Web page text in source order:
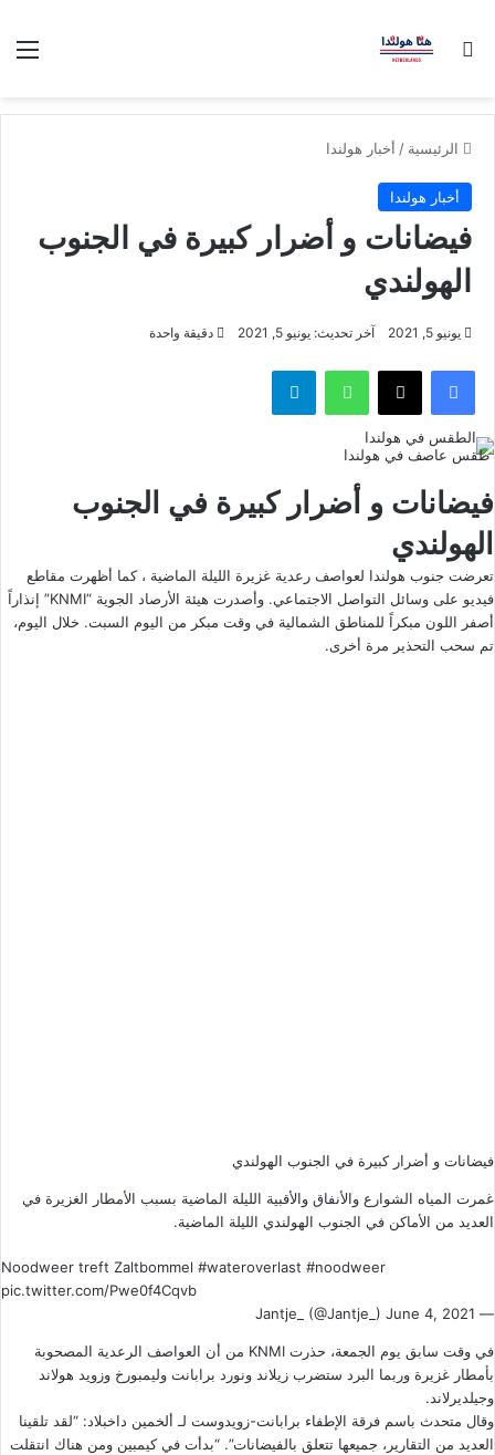
بحث عن
الرئيسية / أخبار هولندا
أخبار هولندا
فيضانات و أضرار كبيرة في الجنوب
الهولندي
يونيو 5, 2021 آخر تحديث: يونيو 5, 2021 دقيقة واحدة
فيسبوك ‫X واتساب تيلقرام
طقس عاصف في هولندا
فيضانات و أضرار كبيرة في الجنوب
الهولندي
تعرضت جنوب هولندا لعواصف رعدية غزيرة الليلة الماضية ، كما أظهرت مقاطع
فيديو على وسائل التواصل الاجتماعي. وأصدرت هيئة الأرصاد الجوية “KNMI” إنذاراً
أصفر اللون مبكراً للمناطق الشمالية في وقت مبكر من اليوم السبت. خلال اليوم،
تم سحب التحذير مرة أخرى.
فيضانات و أضرار كبيرة في الجنوب الهولندي
غمرت المياه الشوارع والأنفاق والأقبية الليلة الماضية بسبب الأمطار الغزيرة في
العديد من الأماكن في الجنوب الهولندي الليلة الماضية.
Noodweer treft Zaltbommel #wateroverlast #noodweer
pic.twitter.com/Pwe0f4Cqvb
— Jantje_ (@Jantje_)
June 4, 2021
في وقت سابق يوم الجمعة، حذرت KNMI من أن العواصف الرعدية المصحوبة
بأمطار غزيرة وربما البرد ستضرب زيلاند ونورد برابانت وليمبورخ وزويد هولاند
وجيلديرلاند.
وقال متحدث باسم فرقة الإطفاء برابانت-زويدوست لـ ألخمين داخبلاد: “لقد تلقينا
العديد من التقارير، جميعها تتعلق بالفيضانات”. “بدأت في كيمبين ومن هناك انتقلت